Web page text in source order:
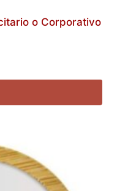
o Corporativo